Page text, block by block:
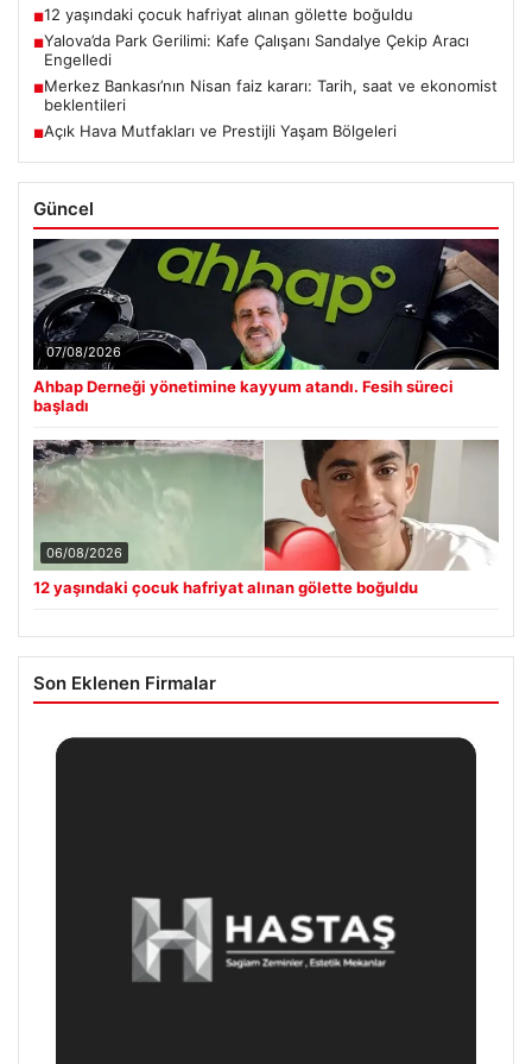
■12 yaşındaki çocuk hafriyat alınan gölette boğuldu
■Yalova’da Park Gerilimi: Kafe Çalışanı Sandalye Çekip Aracı
Engelledi
■Merkez Bankası’nın Nisan faiz kararı: Tarih, saat ve ekonomist
beklentileri
■Açık Hava Mutfakları ve Prestijli Yaşam Bölgeleri
Güncel
07/08/2026
Ahbap Derneği yönetimine kayyum atandı. Fesih süreci
başladı
06/08/2026
12 yaşındaki çocuk hafriyat alınan gölette boğuldu
Son Eklenen Firmalar